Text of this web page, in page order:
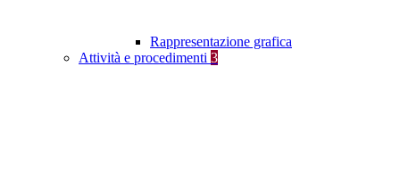
Rappresentazione grafica
Attività e procedimenti 3